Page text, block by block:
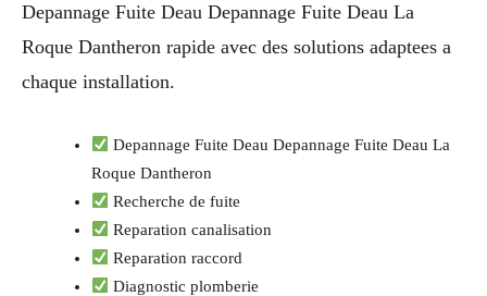
Depannage Fuite Deau Depannage Fuite Deau La
Roque Dantheron rapide avec des solutions adaptees a
chaque installation.
Depannage Fuite Deau Depannage Fuite Deau La
Roque Dantheron
Recherche de fuite
Reparation canalisation
Reparation raccord
Diagnostic plomberie